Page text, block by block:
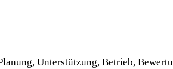
Unterstützung, Betrieb,